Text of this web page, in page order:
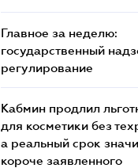
Главное за неделю:
государственный
регулирование
Кабмин продлил
для косметики без
а реальный срок
короче заявленного